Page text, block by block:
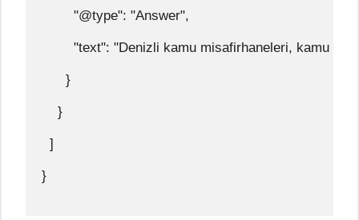
        "@type": "Answer",
"text": "Denizli kamu misafirhaneleri, kamu
      }
    }
  ]
}